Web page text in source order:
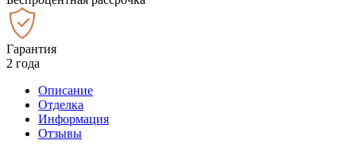
Гарантия
2 года
Описание
Отделка
Информация
Отзывы